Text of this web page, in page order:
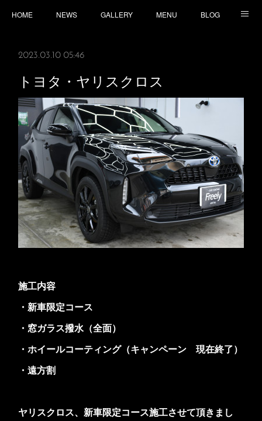
HOME NEWS GALLERY MENU BLOG
2023.03.10 05:46
トヨタ・ヤリスクロス
施工内容
・新車限定コース
・窓ガラス撥水（全面）
・ホイールコーティング（キャンペーン 現在終了）
・遠方割
ヤリスクロス、新車限定コース施工させて頂きまし